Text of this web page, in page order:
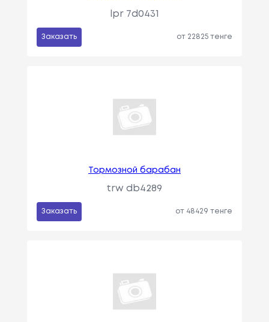
lpr 7d0431
Заказать от 22825 тенге
Тормозной барабан
trw db4289
Заказать от 48429 тенге